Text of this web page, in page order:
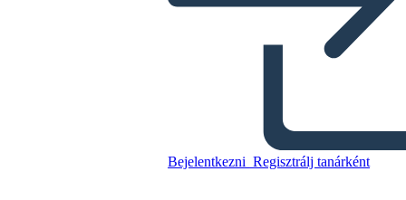
Bejelentkezni Regisztrálj tanárként